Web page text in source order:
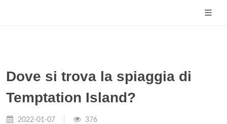
Dove si trova la spiaggia di
Temptation Island?
2022-01-07 376